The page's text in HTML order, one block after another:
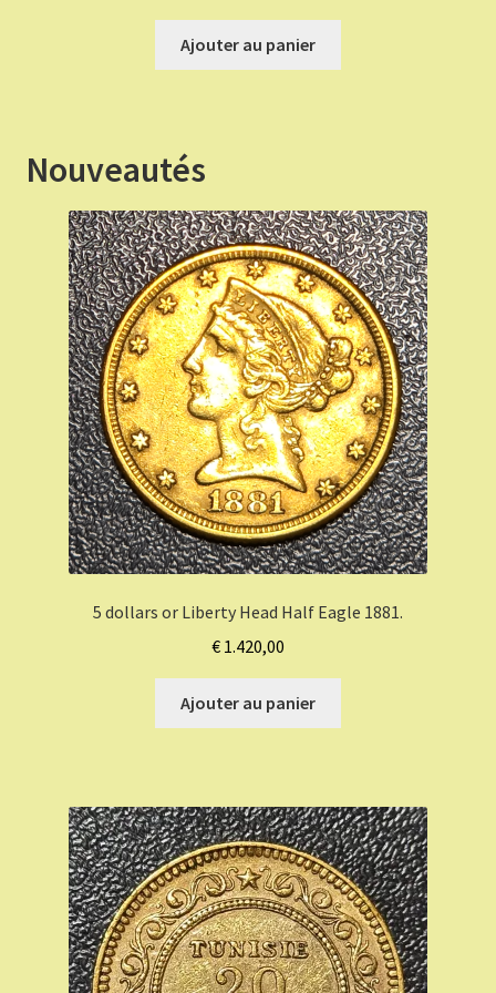
initial
était :
actuel
est :
Ajouter au panier
Nouveautés
5 dollars or Liberty Head Half Eagle 1881.
€ 1.420,00
Ajouter au panier